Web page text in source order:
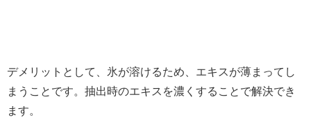
デメリットとして、氷が溶けるため、エキスが薄まってし
まうことです。抽出時のエキスを濃くすることで解決でき
ます。